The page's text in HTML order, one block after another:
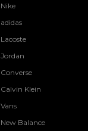
Nike
adidas
Lacoste
Jordan
Converse
Calvin Klein
Vans
New Balance